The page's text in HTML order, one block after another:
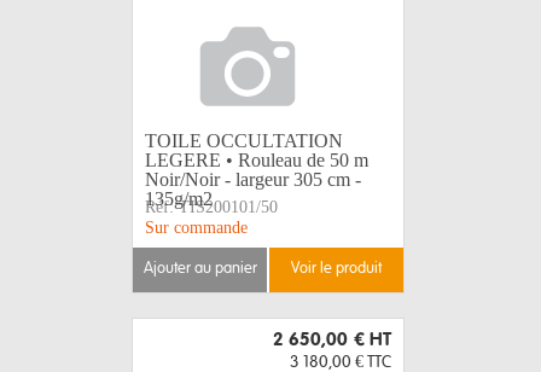
TOILE OCCULTATION
LEGERE • Rouleau de 50 m
Noir/Noir - largeur 305 cm -
135g/m2
Réf: TIS200101/50
Sur commande
ajouter au panier voir le produit
2 650,00 € HT
3 180,00 € TTC